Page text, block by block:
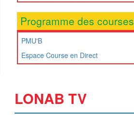
Programme des courses
PMU'B
Espace Course en Direct
LONAB TV